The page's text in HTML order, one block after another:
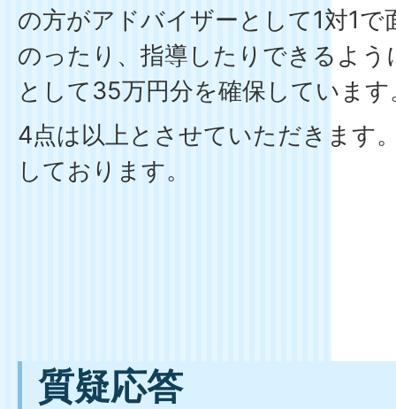
の方がアドバイザーとして1対1
のったり、指導したりできるよ
として35万円分を確保しています
4点は以上とさせていただきます
しております。
質疑応答